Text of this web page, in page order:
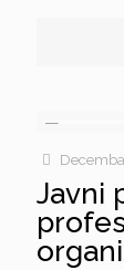
Javni